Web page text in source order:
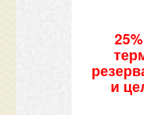
и